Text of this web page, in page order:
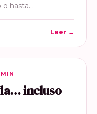
o hasta…
Leer →
incluso